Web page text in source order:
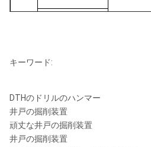
DHD360
COP64
キーワード:
DTHのドリルのハンマー
井戸の掘削装置
頑丈な井戸の掘削装置
井戸の掘削装置